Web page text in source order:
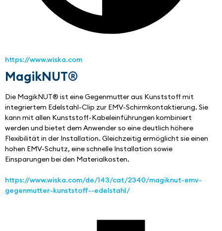
https://www.wiska.com
MagikNUT®
Die MagikNUT® ist eine Gegenmutter aus Kunststoff mit
integriertem Edelstahl-Clip zur EMV-Schirmkontaktierung. Sie
kann mit allen Kunststoff-Kabeleinführungen kombiniert
werden und bietet dem Anwender so eine deutlich höhere
Flexibilität in der Installation. Gleichzeitig ermöglicht sie einen
hohen EMV-Schutz, eine schnelle Installation sowie
Einsparungen bei den Materialkosten.
https://www.wiska.com/de/143/cat/2340/magiknut-emv-
gegenmutter-kunststoff--edelstahl/